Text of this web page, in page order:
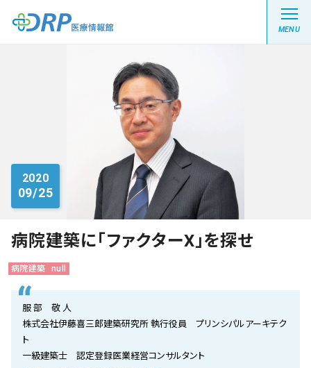
MENU
最新の注目記事
栄養健康レシピ
医療系学生記事
健康川柳
DRP医療情報館とは?
会社概要
お知らせ
2020
09/25
病院建築に「ファクターⅩ」を探せ
病院建築 null
服 部 敬 人
株式会社伊藤喜三郎建築研究所 執行役員 プリンシパルアーキテク
ト
一級建築士 認定登録医業経営コンサルタント